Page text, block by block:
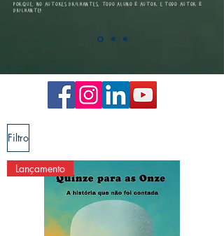
PORQUE, NO AUTORES BRILHANTES, TODO ALUNO É AUTOR. E TODO AUTOR É
BRILHANTE!
Filtro
Lançamento